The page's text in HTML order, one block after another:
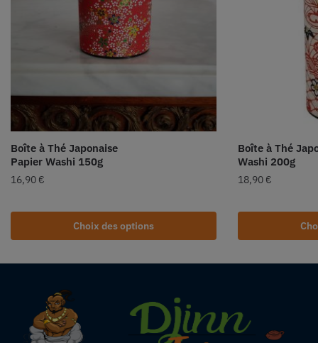
Boîte à Thé Japonaise
Papier Washi 150g
16,90 €
Choix des options
Boîte à Thé
Washi 200g
18,90 €